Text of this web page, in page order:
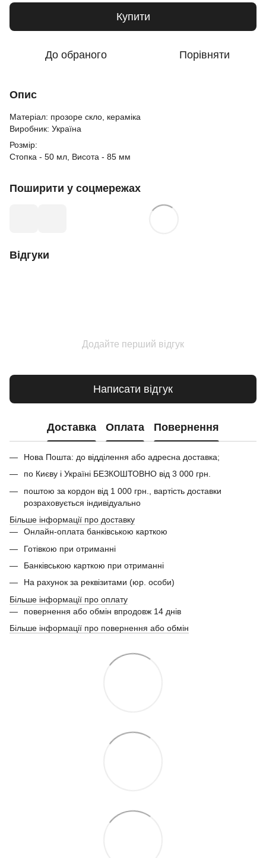
Купити
До обраного Порівняти
Опис
Матеріал: прозоре скло, кераміка
Виробник: Україна
Розмір:
Стопка - 50 мл, Висота - 85 мм
Поширити у соцмережах
Відгуки
Додайте перший відгук
Написати відгук
Доставка Оплата Повернення
Нова Пошта: до відділення або адресна доставка;
по Києву і Україні БЕЗКОШТОВНО від 3 000 грн.
поштою за кордон від 1 000 грн., вартість доставки
розраховується індивідуально
Більше інформації про доставку
Онлайн-оплата банківською карткою
Готівкою при отриманні
Банківською карткою при отриманні
На рахунок за реквізитами (юр. особи)
Більше інформації про оплату
повернення або обмін впродовж 14 днів
Більше інформації про повернення або обмін